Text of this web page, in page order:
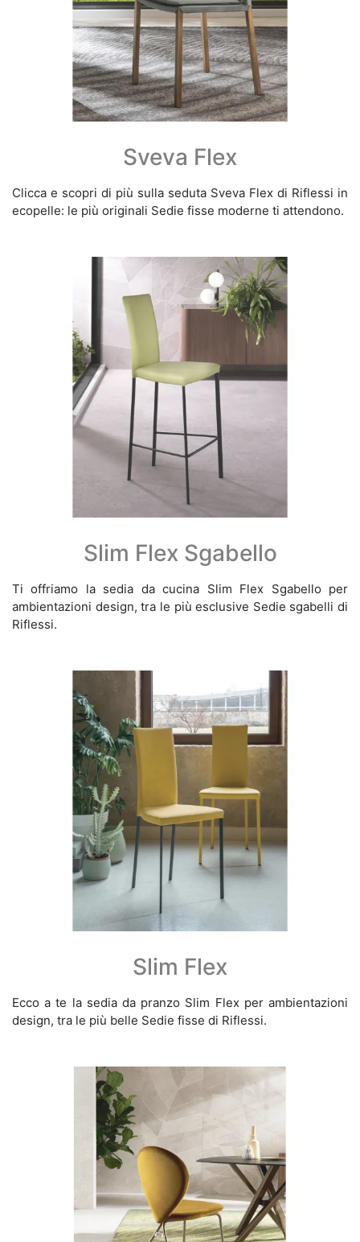
Sveva Flex
Clicca e scopri di più sulla seduta Sveva Flex di Riflessi in
ecopelle: le più originali Sedie fisse moderne ti attendono.
Slim Flex Sgabello
Ti offriamo la sedia da cucina Slim Flex Sgabello per
ambientazioni design, tra le più esclusive Sedie sgabelli di
Riflessi.
Slim Flex
Ecco a te la sedia da pranzo Slim Flex per ambientazioni
design, tra le più belle Sedie fisse di Riflessi.